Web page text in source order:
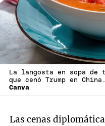
La langosta en sopa de
que cenó Trump en China.
Canva
Las cenas